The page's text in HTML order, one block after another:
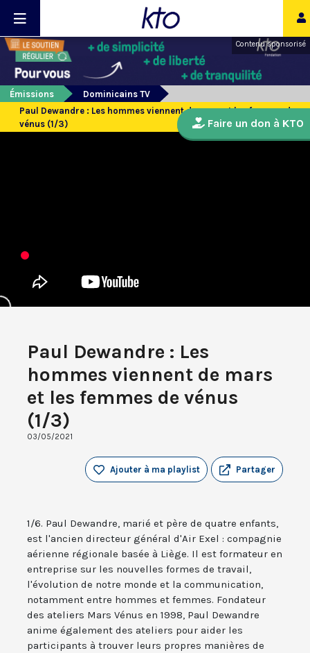
Contenu sponsorisé
Émissions
Dominicains TV
Paul Dewandre : Les hommes viennent de mars et les femmes de
vénus (1/3)
Paul Dewandre : Les
hommes viennent de mars
et les femmes de vénus
(1/3)
03/05/2021
Partager
Ajouter à ma playlist
1/6. Paul Dewandre, marié et père de quatre enfants,
est l'ancien directeur général d'Air Exel : compagnie
aérienne régionale basée à Liège. Il est formateur en
entreprise sur les nouvelles formes de travail,
l'évolution de notre monde et la communication,
notamment entre hommes et femmes. Fondateur
des ateliers Mars Vénus en 1998, Paul Dewandre
anime également des ateliers pour aider les
participants à trouver leurs propres manières de
Faire un don à KTO